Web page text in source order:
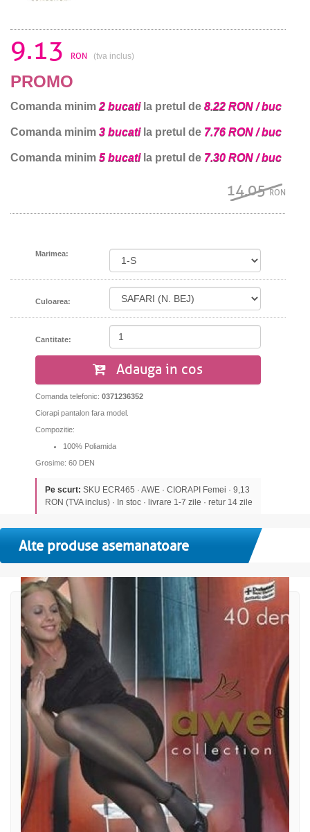
9.13 RON (tva inclus)
PROMO
Comanda minim 2 bucatila pretul de 8.22 RON / buc
Comanda minim 3 bucatila pretul de 7.76 RON / buc
Comanda minim 5 bucatila pretul de 7.30 RON / buc
14.05RON
Marimea:
Culoarea:
Cantitate:
Adauga in cos
Comanda telefonic: 0371236352
Ciorapi pantalon fara model.
Compozitie:
100% Poliamida
Grosime: 60 DEN
Pe scurt: SKU ECR465 · AWE · CIORAPI Femei · 9,13
RON (TVA inclus) · In stoc · livrare 1-7 zile · retur 14 zile
Alte produse asemanatoare